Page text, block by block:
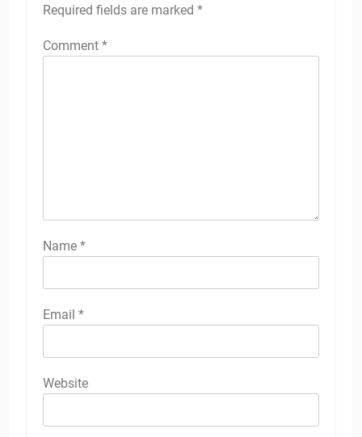
Required fields are marked *
Comment *
Name *
Email *
Website